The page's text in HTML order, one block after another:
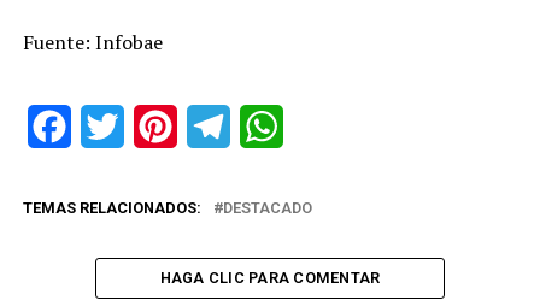
Fuente: Infobae
FacebookTwitter PinterestTelegram
TEMAS RELACIONADOS: DESTACADO
HAGA CLIC PARA COMENTAR